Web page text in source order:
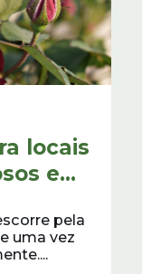
locais
e
pela
uma vez